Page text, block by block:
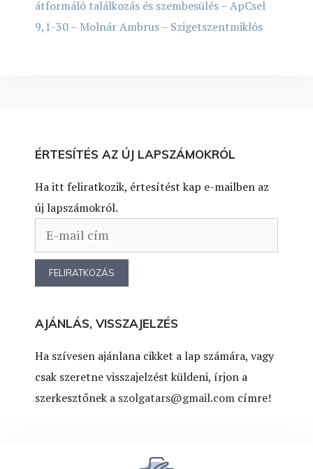
átformáló találkozás és szembesülés – ApCsel
9,1-30 – Molnár Ambrus – Szigetszentmiklós
ÉRTESÍTÉS AZ ÚJ LAPSZÁMOKRÓL
Ha itt feliratkozik, értesítést kap e-mailben az
új lapszámokról.
AJÁNLÁS, VISSZAJELZÉS
Ha szívesen ajánlana cikket a lap számára, vagy
csak szeretne visszajelzést küldeni, írjon a
szerkesztőnek a szolgatars@gmail.com címre!